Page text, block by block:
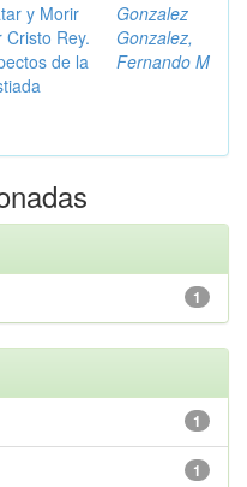
y Morir
Cristo Rey.
de la
Gonzalez
Gonzalez,
Fernando M
1
1
1